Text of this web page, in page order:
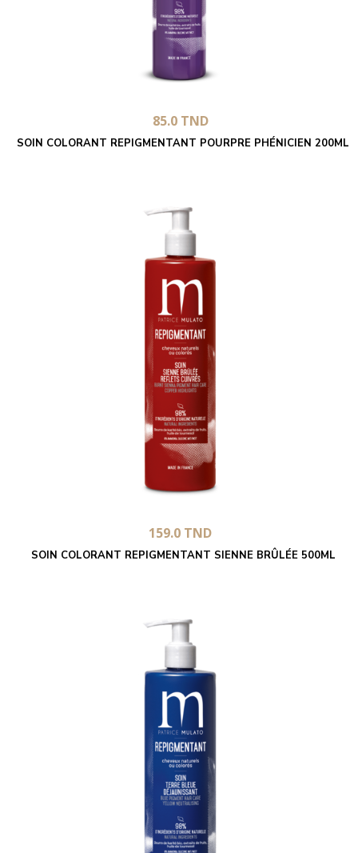
SOIN COLORANT REPIGMENTANT POURPRE PHÉNICIEN 200ML
85.0TND
SOIN COLORANT REPIGMENTANT SIENNE BRÛLÉE 500ML
159.0 TND